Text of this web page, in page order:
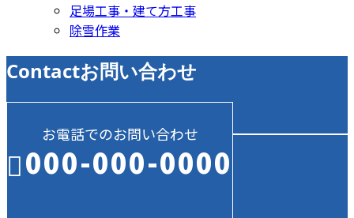
足場工事・建て方工事
除雪作業
Contactお問い合わせ
お電話でのお問い合わせ
000-000-0000